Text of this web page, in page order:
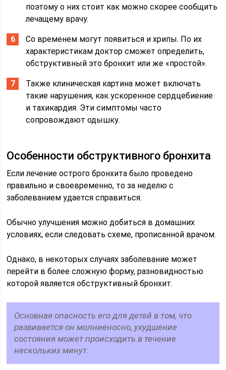
поэтому о них стоит как можно скорее сообщить
лечащему врачу.
Со временем могут появиться и хрипы. По их
характеристикам доктор сможет определить,
обструктивный это бронхит или же «простой».
Также клиническая картина может включать
такие нарушения, как ускоренное сердцебиение
и тахикардия. Эти симптомы часто
сопровождают одышку.
Особенности обструктивного бронхита
Если лечение острого бронхита было проведено
правильно и своевременно, то за неделю с
заболеванием удается справиться.
Обычно улучшения можно добиться в домашних
условиях, если следовать схеме, прописанной врачом.
Однако, в некоторых случаях заболевание может
перейти в более сложную форму, разновидностью
которой является обструктивный бронхит.
Основная опасность его для детей в том, что
развивается он молниеносно, ухудшение
состояния может происходить в течение
нескольких минут.